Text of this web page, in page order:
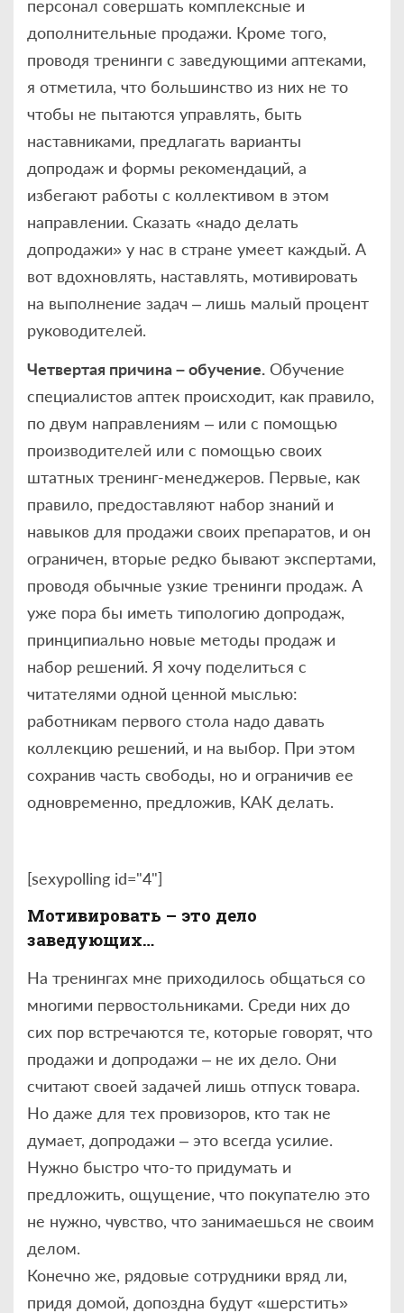
персонал совершать комплексные и
дополнительные продажи. Кроме того,
проводя тренинги с заведующими аптеками,
я отметила, что большинство из них не то
чтобы не пытаются управлять, быть
наставниками, предлагать варианты
допродаж и формы рекомендаций, а
избегают работы с коллективом в этом
направлении. Сказать «надо делать
допродажи» у нас в стране умеет каждый. А
вот вдохновлять, наставлять, мотивировать
на выполнение задач – лишь малый процент
руководителей.
Четвертая причина – обучение. Обучение
специалистов аптек происходит, как правило,
по двум направлениям – или с помощью
производителей или с помощью своих
штатных тренинг-менеджеров. Первые, как
правило, предоставляют набор знаний и
навыков для продажи своих препаратов, и он
ограничен, вторые редко бывают экспертами,
проводя обычные узкие тренинги продаж. А
уже пора бы иметь типологию допродаж,
принципиально новые методы продаж и
набор решений. Я хочу поделиться с
читателями одной ценной мыслью:
работникам первого стола надо давать
коллекцию решений, и на выбор. При этом
сохранив часть свободы, но и ограничив ее
одновременно, предложив, КАК делать.
[sexypolling id="4"]
Мотивировать – это дело
заведующих…
На тренингах мне приходилось общаться со
многими первостольниками. Среди них до
сих пор встречаются те, которые говорят, что
продажи и допродажи – не их дело. Они
считают своей задачей лишь отпуск товара.
Но даже для тех провизоров, кто так не
думает, допродажи – это всегда усилие.
Нужно быстро что-то придумать и
предложить, ощущение, что покупателю это
не нужно, чувство, что занимаешься не своим
делом.
Конечно же, рядовые сотрудники вряд ли,
придя домой, допоздна будут «шерстить»